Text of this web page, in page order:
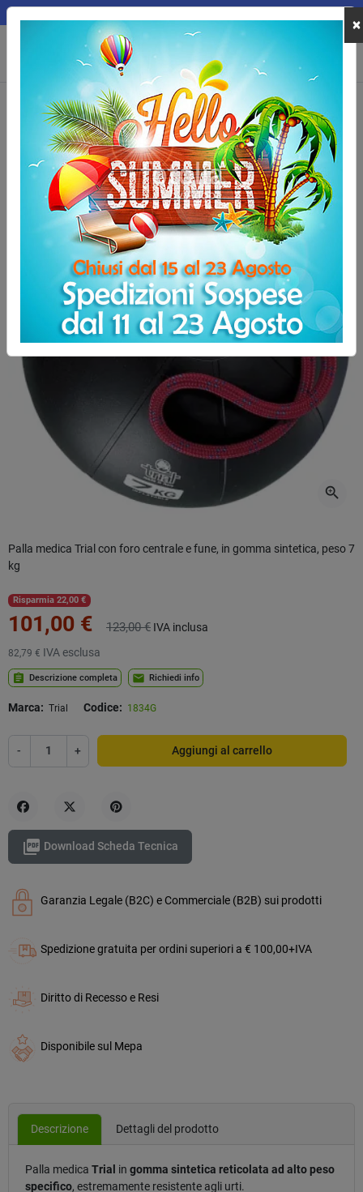
MEPA
Home Allenamento e Fitness Palle Mediche Palla medica
Palla medica attrezzata con fune da 7 kg.
-22,00 €
zoom_in
Palla medica Trial con foro centrale e fune, in gomma sintetica, peso 7
kg
Risparmia 22,00 €
101,00 € 123,00 € IVA inclusa
82,79 € IVA esclusa
assignment Descrizione completa mail Richiedi info
Marca: Trial Codice: 1834G
- + Aggiungi al carrello
 Download Scheda Tecnica
Garanzia Legale (B2C) e Commerciale (B2B) sui prodotti
Spedizione gratuita per ordini superiori a € 100,00+IVA
Diritto di Recesso e Resi
Disponibile sul Mepa
Descrizione Dettagli del prodotto
Palla medica Trial in gomma sintetica reticolata ad alto peso
specifico, estremamente resistente agli urti.
×